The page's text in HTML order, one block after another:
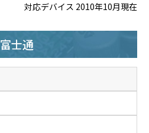
対応デバイス 2010年10月現在
富士通